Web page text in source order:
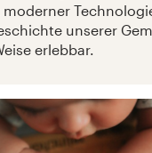
unserer
erlebbar.